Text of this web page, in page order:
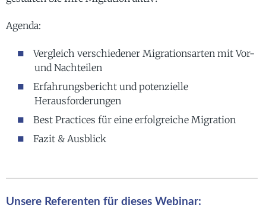
Agenda:
Vergleich verschiedener Migrationsarten mit Vor-
und Nachteilen
Erfahrungsbericht und potenzielle
Herausforderungen
Best Practices für eine erfolgreiche Migration
Fazit & Ausblick
Unsere Referenten für dieses Webinar: